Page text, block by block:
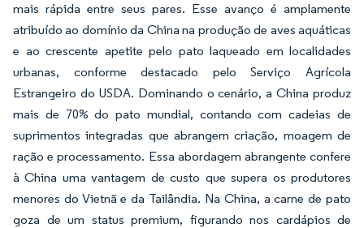
mais rápida entre seus pares. Esse avanço é amplamente
atribuído ao domínio da China na produção de aves aquáticas
e ao crescente apetite pelo pato laqueado em localidades
urbanas, conforme destacado pelo Serviço Agrícola
Estrangeiro do USDA. Dominando o cenário, a China produz
mais de 70% do pato mundial, contando com cadeias de
suprimentos integradas que abrangem criação, moagem de
ração e processamento. Essa abordagem abrangente confere
à China uma vantagem de custo que supera os produtores
menores do Vietnã e da Tailândia. Na China, a carne de pato
goza de um status premium, figurando nos cardápios de